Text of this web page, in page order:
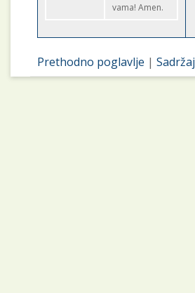
vama! Amen.
Prethodno poglavlje |Sadržaj